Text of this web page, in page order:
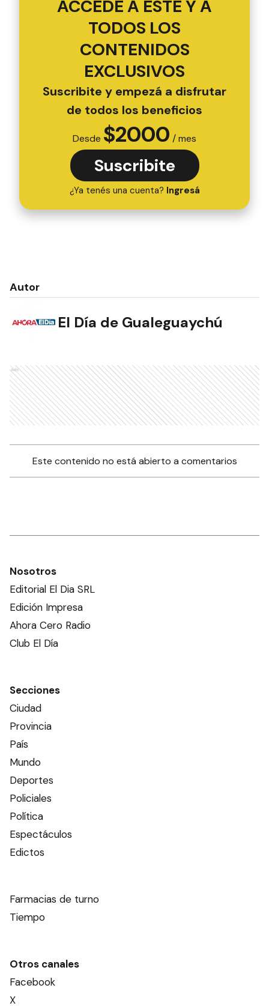
ACCEDÉ A ESTE Y A
TODOS LOS
CONTENIDOS
EXCLUSIVOS
Suscribite y empezá a disfrutar
de todos los beneficios
Desde $2000 / mes
Suscribite
¿Ya tenés una cuenta? Ingresá
Autor
El Día de Gualeguaychú
Ads
Este contenido no está abierto a comentarios
Nosotros
Editorial El Dia SRL
Edición Impresa
Ahora Cero Radio
Club El Día
Secciones
Ciudad
Provincia
País
Mundo
Deportes
Policiales
Política
Espectáculos
Edictos
Farmacias de turno
Tiempo
Otros canales
Facebook
X